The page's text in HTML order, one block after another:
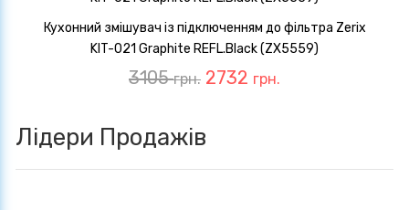
Кухонний змішувач із підключенням до фільтра Zerix
KIT-021 Graphite REFL.Black (ZX5559)
3105грн. 2732 грн.
Лідери Продажів